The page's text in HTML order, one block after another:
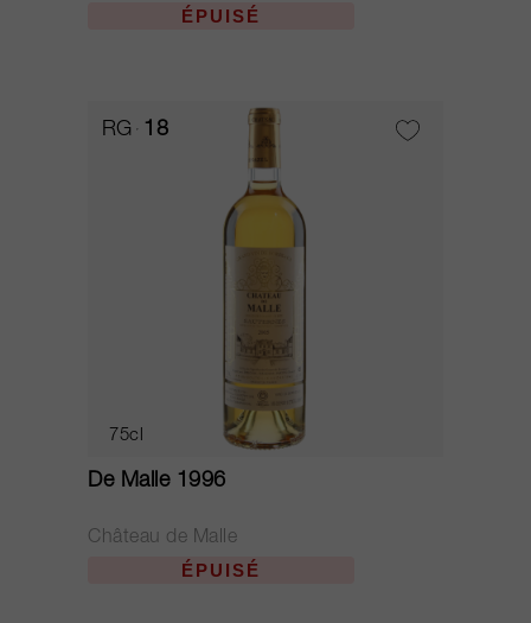
ÉPUISÉ
RG 18
75cl
De Malle 1996
Château de Malle
ÉPUISÉ